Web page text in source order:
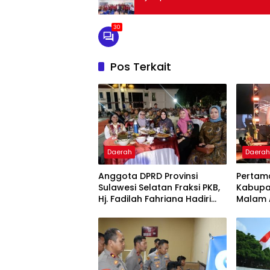
30
Pos Terkait
Daerah
Anggota DPRD Provinsi
Sulawesi Selatan Fraksi PKB,
Hj. Fadilah Fahriana Hadiri
Menyalakan Lentera
Pengabdian Melalui Malam
Apresiasi dan Inovasi Award
2026
Daerah
Malam
Publik